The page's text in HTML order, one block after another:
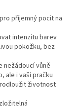
příjemný pocit na
intenzitu barev
pokožku, bez
nežádoucí vůně
ale i vaši pračku
životnost